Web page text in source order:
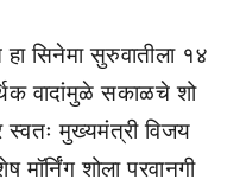
सिनेमा सुरुवातीला १४
वादांमुळे सकाळचे शो
स्वतः मुख्यमंत्री विजय
मॉर्निंग शोला परवानगी